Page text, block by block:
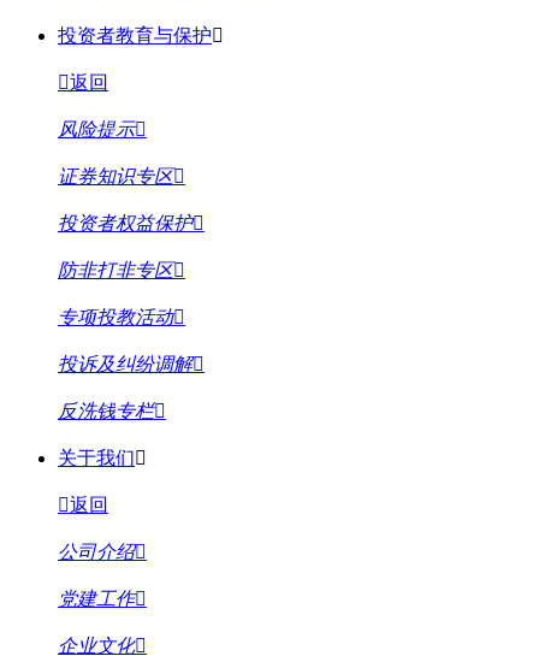
投资者教育与保护
返回
风险提示
证券知识专区
投资者权益保护
防非打非专区
专项投教活动
投诉及纠纷调解
反洗钱专栏
关于我们
返回
公司介绍
党建工作
企业文化